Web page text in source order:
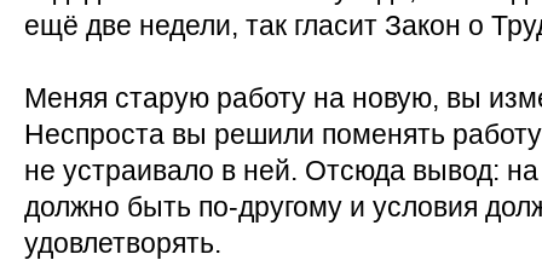
ещё две недели, так гласит Закон о
Меняя старую работу на новую, вы
Неспроста вы решили поменять
не устраивало в ней. Отсюда вывод:
должно быть по-другому и условия
удовлетворять.